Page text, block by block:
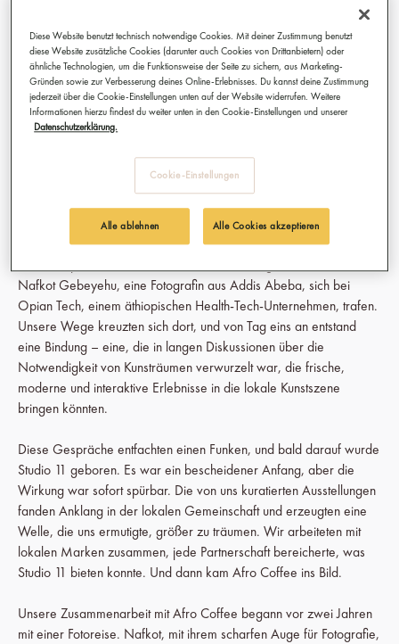
Aber lass uns einen Schritt zurückgehen, zu dem Moment, als alles
begann. Es war 2021, während des Lockdowns, als Zion Yaynu,
Nafkot Gebeyehu, eine Fotografin aus Addis Abeba, sich bei
Opian Tech, einem äthiopischen Health-Tech-Unternehmen, trafen.
Unsere Wege kreuzten sich dort, und von Tag eins an entstand
eine Bindung – eine, die in langen Diskussionen über die
Notwendigkeit von Kunsträumen verwurzelt war, die frische,
moderne und interaktive Erlebnisse in die lokale Kunstszene
bringen könnten.
Diese Gespräche entfachten einen Funken, und bald darauf wurde
Studio 11 geboren. Es war ein bescheidener Anfang, aber die
Wirkung war sofort spürbar. Die von uns kuratierten Ausstellungen
fanden Anklang in der lokalen Gemeinschaft und erzeugten eine
Welle, die uns ermutigte, größer zu träumen. Wir arbeiteten mit
lokalen Marken zusammen, jede Partnerschaft bereicherte, was
Studio 11 bieten konnte. Und dann kam Afro Coffee ins Bild.
Unsere Zusammenarbeit mit Afro Coffee begann vor zwei Jahren
mit einer Fotoreise. Nafkot, mit ihrem scharfen Auge für Fotografie,
Diese Website benutzt technisch notwendige Cookies. Mit deiner Zustimmung benutzt
diese Website zusätzliche Cookies (darunter auch Cookies von Drittanbietern) oder
ähnliche Technologien, um die Funktionsweise der Seite zu sichern, aus Marketing-
Gründen sowie zur Verbesserung deines Online-Erlebnisses. Du kannst deine Zustimmung
jederzeit über die Cookie-Einstellungen unten auf der Website widerrufen. Weitere
Informationen hierzu findest du weiter unten in den Cookie-Einstellungen und unserer
Datenschutzerklärung.
Cookie-Einstellungen
Alle ablehnen Alle Cookies akzeptieren